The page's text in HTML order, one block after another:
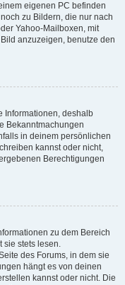
eigenen PC befinden
zu Bildern, die nur nach
Yahoo-Mailboxen, mit
anzuzeigen, benutze den
Informationen, deshalb
Bekanntmachungen
in deinem persönlichen
kannst oder nicht,
Berechtigungen
zu dem Bereich
sie stets lesen.
des Forums, in dem sie
hängt es von deinen
kannst oder nicht. Die